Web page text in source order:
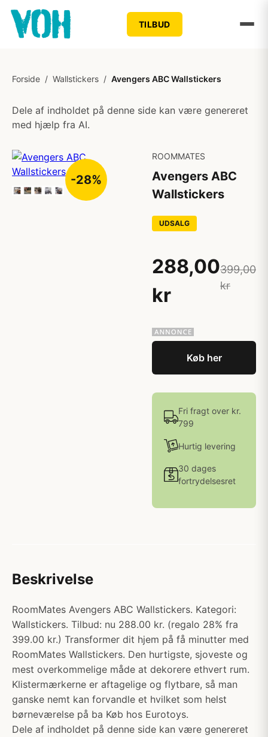
TILBUD
Forside / Wallstickers / Avengers ABC Wallstickers
Dele af indholdet på denne side kan være genereret
med hjælp fra AI.
-28%
ROOMMATES
Avengers ABC
Wallstickers
UDSALG
288,00
kr
399,00
kr
Køb her
Fri fragt over kr.
799
Hurtig levering
30 dages
fortrydelsesret
Beskrivelse
RoomMates Avengers ABC Wallstickers. Kategori:
Wallstickers. Tilbud: nu 288.00 kr. (regalo 28% fra
399.00 kr.) Transformer dit hjem på få minutter med
RoomMates Wallstickers. Den hurtigste, sjoveste og
mest overkommelige måde at dekorere ethvert rum.
Klistermærkerne er aftagelige og flytbare, så man
ganske nemt kan forvandle et hvilket som helst
børneværelse på ba Køb hos Eurotoys.
Dele af indholdet på denne side kan være genereret